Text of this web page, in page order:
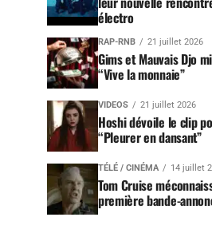
électro
RAP-RNB 21 juillet 2026
Gims et Mauvais Djo
“Vive la monnaie”
VIDEOS 21 juillet 2026
Hoshi dévoile le clip
“Pleurer en dansant”
TÉLÉ / CINÉMA 14 juillet
Tom Cruise
première bande-